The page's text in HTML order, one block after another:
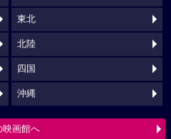
東北
北陸
四国
沖縄
映画館へ